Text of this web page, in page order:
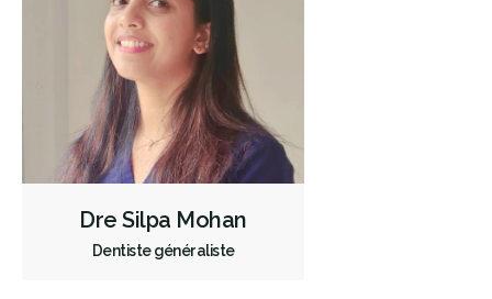
Dre Silpa Mohan
Dentiste généraliste